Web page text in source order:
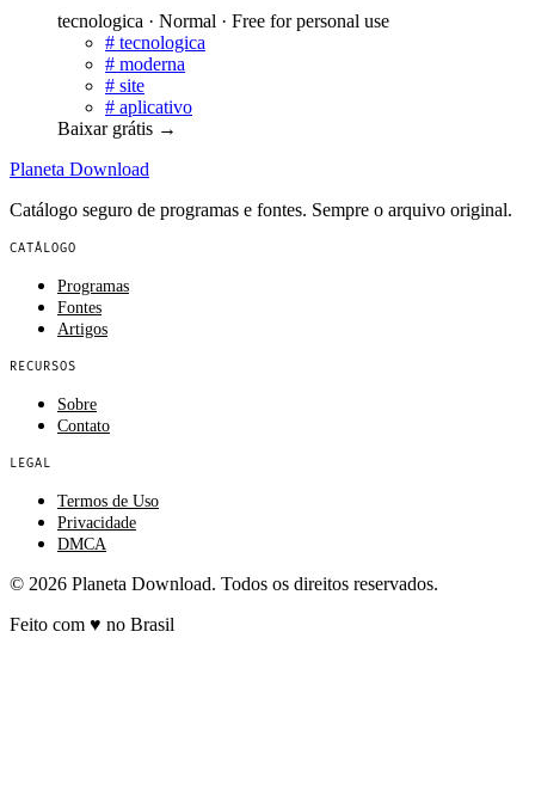
tecnologica · Normal · Free for personal use
# tecnologica
# moderna
# site
# aplicativo
Baixar grátis →
Planeta Download
Catálogo seguro de programas e fontes. Sempre o arquivo original.
CATÁLOGO
Programas
Fontes
Artigos
RECURSOS
Sobre
Contato
LEGAL
Termos de Uso
Privacidade
DMCA
© 2026 Planeta Download. Todos os direitos reservados.
Feito com ♥ no Brasil